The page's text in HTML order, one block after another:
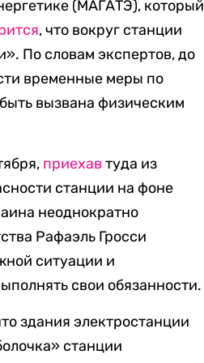
(МАГАТЭ), который
, что вокруг станции
По словам экспертов, до
временные меры по
вызвана физическим
приехав туда из
станции на фоне
неоднократно
Рафаэль Гросси
ситуации и
свои обязанности.
здания электростанции
станции